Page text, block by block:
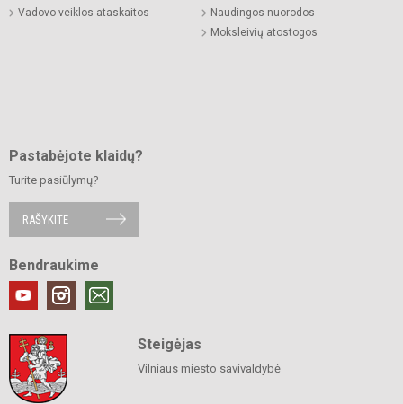
Vadovo veiklos ataskaitos
Naudingos nuorodos
Moksleivių atostogos
Pastabėjote klaidų?
Turite pasiūlymų?
RAŠYKITE
Bendraukime
Steigėjas
Vilniaus miesto savivaldybė